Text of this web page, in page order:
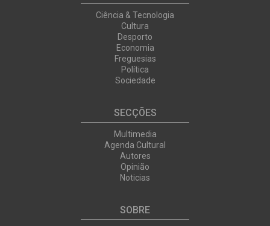
Ciência & Tecnologia
Cultura
Desporto
Economia
Freguesias
Política
Sociedade
SECÇÕES
Multimedia
Agenda Cultural
Autores
Opinião
Noticias
SOBRE